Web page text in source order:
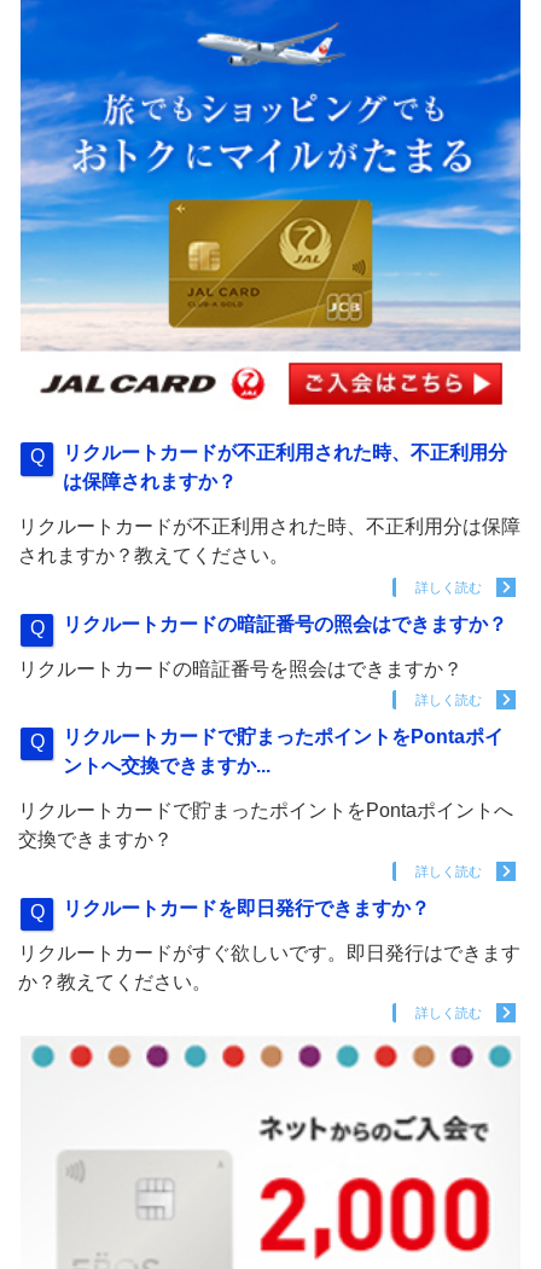
リクルートカードが不正利用された時、不正利用分
は保障されますか？
リクルートカードが不正利用された時、不正利用分は保障
されますか？教えてください。
詳しく読む
リクルートカードの暗証番号の照会はできますか？
リクルートカードの暗証番号を照会はできますか？
詳しく読む
リクルートカードで貯まったポイントをPontaポイ
ントへ交換できますか...
リクルートカードで貯まったポイントをPontaポイントへ
交換できますか？
詳しく読む
リクルートカードを即日発行できますか？
リクルートカードがすぐ欲しいです。即日発行はできます
か？教えてください。
詳しく読む